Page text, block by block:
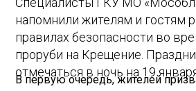
напомнили жителям и гостям
правилах безопасности во
проруби на Крещение.
отмечаться в ночь на 19
В первую очередь, жителей